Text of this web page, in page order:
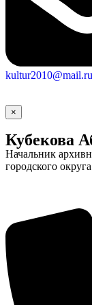
kultur2010@mail.ru
×
Кубекова
Начальник
городского округа